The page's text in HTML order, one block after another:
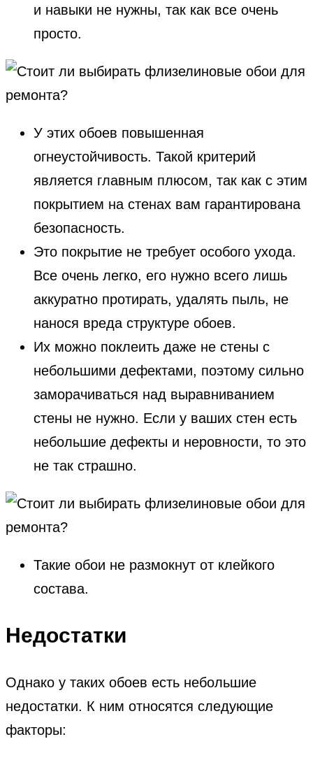
и навыки не нужны, так как все очень
просто.
У этих обоев повышенная
огнеустойчивость. Такой критерий
является главным плюсом, так как с этим
покрытием на стенах вам гарантирована
безопасность.
Это покрытие не требует особого ухода.
Все очень легко, его нужно всего лишь
аккуратно протирать, удалять пыль, не
нанося вреда структуре обоев.
Их можно поклеить даже не стены с
небольшими дефектами, поэтому сильно
заморачиваться над выравниванием
стены не нужно. Если у ваших стен есть
небольшие дефекты и неровности, то это
не так страшно.
Такие обои не размокнут от клейкого
состава.
Недостатки
Однако у таких обоев есть небольшие
недостатки. К ним относятся следующие
факторы: